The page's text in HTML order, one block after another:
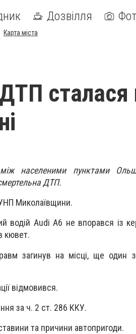
Дозвілля
Карта міста
сталася
населеними пунктами
ДТП.
Миколаївщини.
водій Audi A6 не впорався із
кювет.
загинув на місці, ще один
відмовився.
за ч. 2 ст. 286 ККУ.
та причини автопригоди.